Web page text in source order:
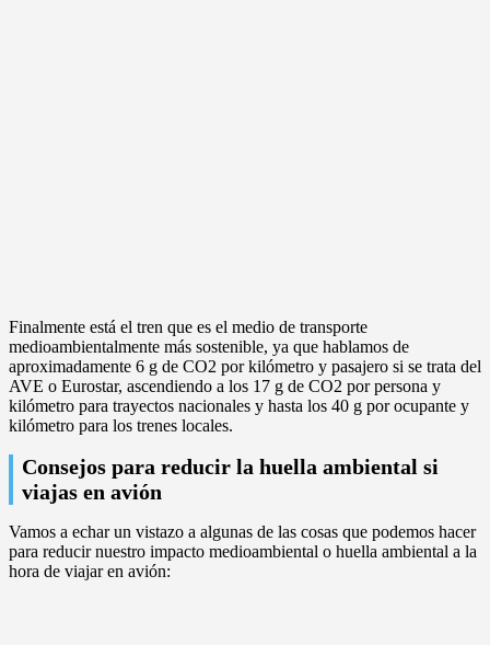
Finalmente está el tren que es el medio de transporte
medioambientalmente más sostenible, ya que hablamos de
aproximadamente 6 g de CO2 por kilómetro y pasajero si se trata del
AVE o Eurostar, ascendiendo a los 17 g de CO2 por persona y
kilómetro para trayectos nacionales y hasta los 40 g por ocupante y
kilómetro para los trenes locales.
Consejos para reducir la huella ambiental si
viajas en avión
Vamos a echar un vistazo a algunas de las cosas que podemos hacer
para reducir nuestro impacto medioambiental o huella ambiental a la
hora de viajar en avión: